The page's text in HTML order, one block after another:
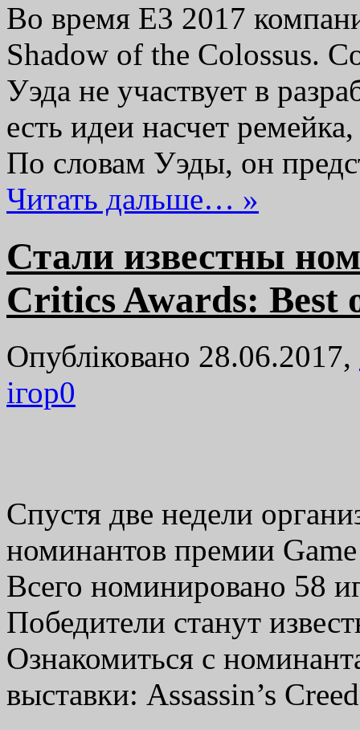
Во время E3 2017
Shadow of the Colossus.
Уэда не участвует в
есть идеи насчет
По словам Уэды, он
Читать дальше… »
Стали известны
Critics Awards: Best
Опубліковано 28.06.2017,
ігор0
Спустя две недели
номинантов премии
Всего номинировано 58
Победители станут
Ознакомиться с
выставки: Assassin’s